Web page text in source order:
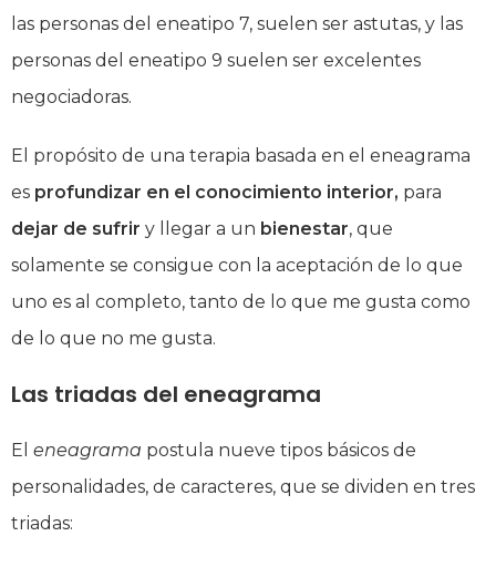
las personas del eneatipo 7, suelen ser astutas, y las
personas del eneatipo 9 suelen ser excelentes
negociadoras.
El propósito de una terapia basada en el eneagrama
es profundizar en el conocimiento interior, para
dejar de sufrir y llegar a un bienestar, que
solamente se consigue con la aceptación de lo que
uno es al completo, tanto de lo que me gusta como
de lo que no me gusta.
Las triadas del eneagrama
El eneagrama postula nueve tipos básicos de
personalidades, de caracteres, que se dividen en tres
triadas: